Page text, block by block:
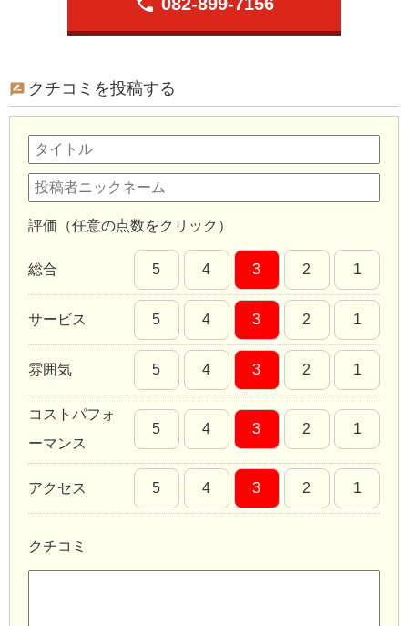
クチコミを投稿する
評価（任意の点数をクリック）
総合 5 4 3 2 1
サービス 5 4 3 2 1
雰囲気 5 4 3 2 1
コストパフォ
ーマンス
5 4 3 2 1
アクセス 5 4 3 2 1
クチコミ